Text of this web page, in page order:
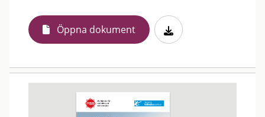
Öppna dokument